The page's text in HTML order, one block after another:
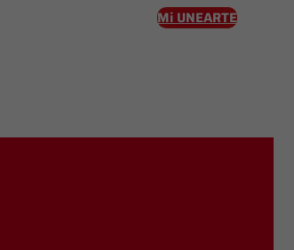
Mi UNEARTE